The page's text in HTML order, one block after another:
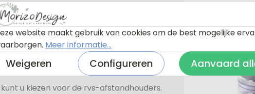
soorten bevestiging. Standaard worden
en 4 witte afdekdopjes zodat u zelf kunt
u kiezen voor de rvs-afstandhouders.
website maakt gebruik van cookies om de best mogelijke
Meer informatie...
Weigeren Configureren Aanvaard